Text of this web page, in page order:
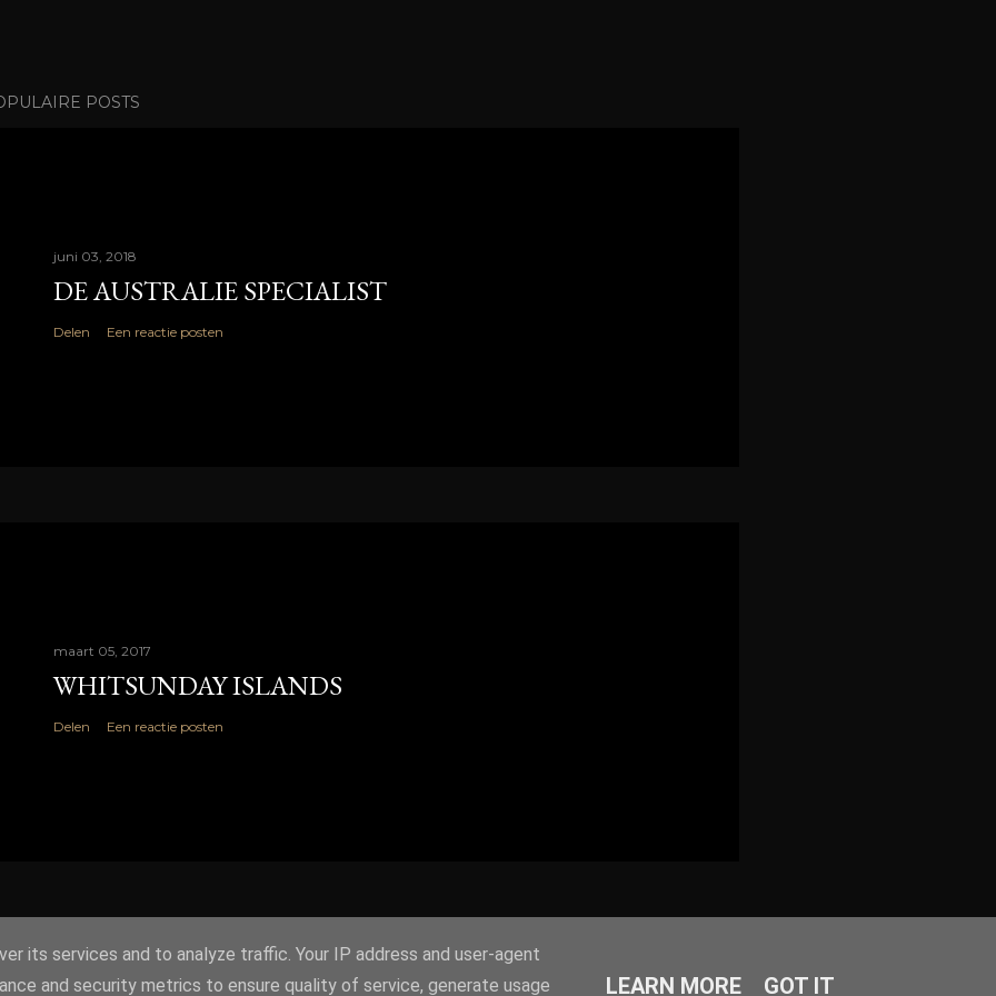
POSTS
juni 03, 2018
DE AUSTRALIE SPECIALIST
Delen Een reactie posten
maart 05, 2017
WHITSUNDAY ISLANDS
Delen Een reactie posten
Mogelijk gemaakt door Blogger
its services and to analyze traffic. Your IP address and user-agent
and security metrics to ensure quality of service, generate usage
LEARN MORE GOT IT